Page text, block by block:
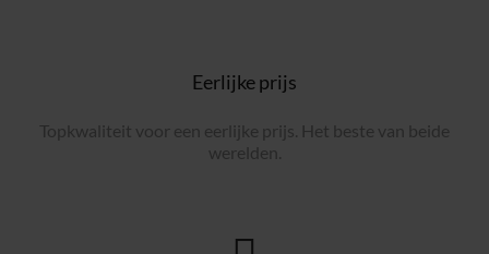
Eerlijke prijs
Topkwaliteit voor een eerlijke prijs. Het beste van beide
werelden.